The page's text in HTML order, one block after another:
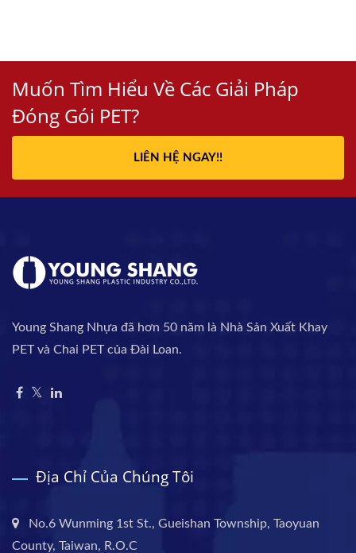
Muốn Tìm Hiểu Về Các Giải Pháp
Đóng Gói PET?
LIÊN HỆ NGAY!!
Young Shang Nhựa đã hơn 50 năm là Nhà Sản Xuất Khay
PET và Chai PET của Đài Loan.
Địa Chỉ Của Chúng Tôi
No.6 Wunming 1st St., Gueishan Township, Taoyuan
County, Taiwan, R.O.C